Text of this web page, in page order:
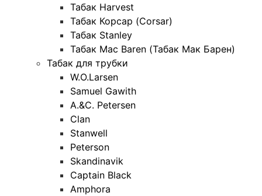
Табак Harvest
Табак Корсар (Corsar)
Табак Stanley
Табак Mac Baren (Табак Мак Барен)
Табак для трубки
W.O.Larsen
Samuel Gawith
A.&C. Petersen
Clan
Stanwell
Peterson
Skandinavik
Captain Black
Amphora